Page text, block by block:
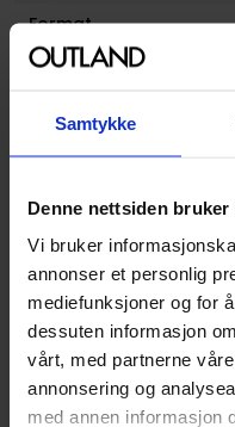
Samtykke
Denne nettsiden bruker
Vi bruker
annonser et personlig
mediefunksjoner og for
dessuten informasjon
vårt, med partnerne
annonsering og
med annen informasjon
Format
Serie
Illustratør
Antall Sider
Utgiver
Lanseringsdato